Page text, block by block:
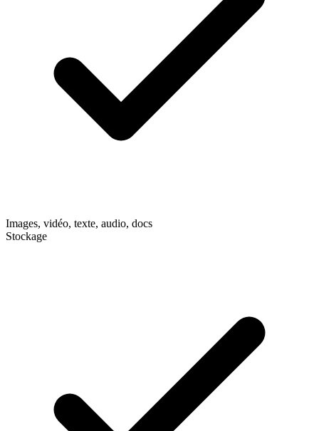
Images, vidéo, texte, audio, docs
Stockage